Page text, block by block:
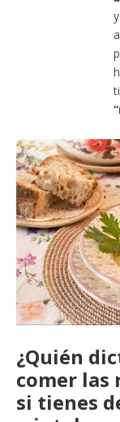
¿Quién
comer las
si tienes